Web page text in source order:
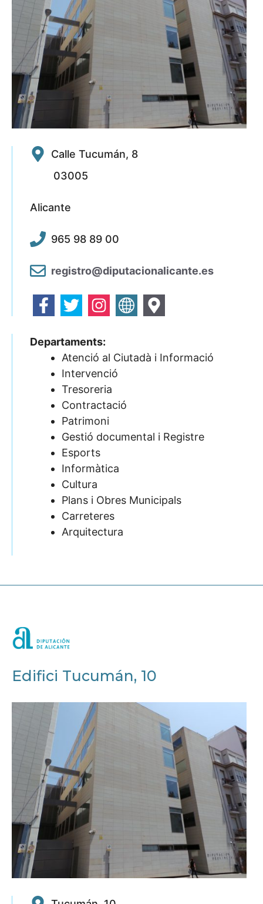
Calle Tucumán, 8
03005
Alicante
965 98 89 00
registro@diputacionalicante.es
Departaments:
Atenció al Ciutadà i Informació
Intervenció
Tresoreria
Contractació
Patrimoni
Gestió documental i Registre
Esports
Informàtica
Cultura
Plans i Obres Municipals
Carreteres
Arquitectura
Edifici Tucumán, 10